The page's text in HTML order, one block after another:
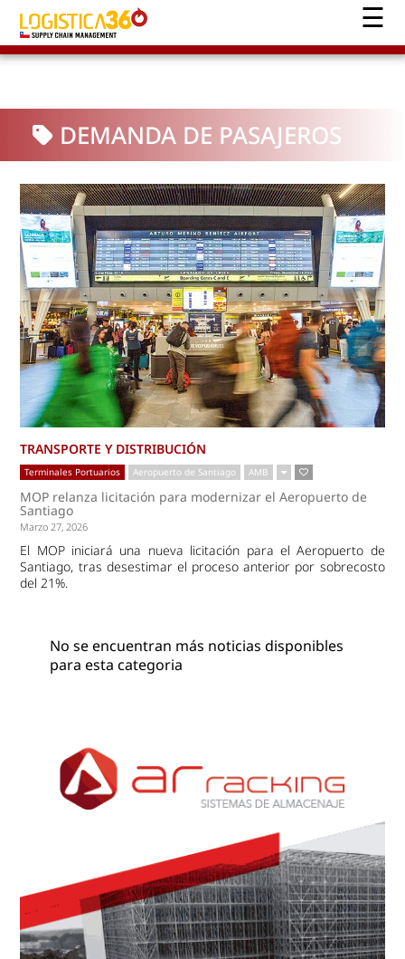
DEMANDA DE PASAJEROS
TRANSPORTE Y DISTRIBUCIÓN
Terminales Portuarios Aeropuerto de Santiago AMB
MOP relanza licitación para modernizar el Aeropuerto de
Santiago
Marzo 27, 2026
El MOP iniciará una nueva licitación para el Aeropuerto de
Santiago, tras desestimar el proceso anterior por sobrecosto
del 21%.
No se encuentran más noticias disponibles
para esta categoria